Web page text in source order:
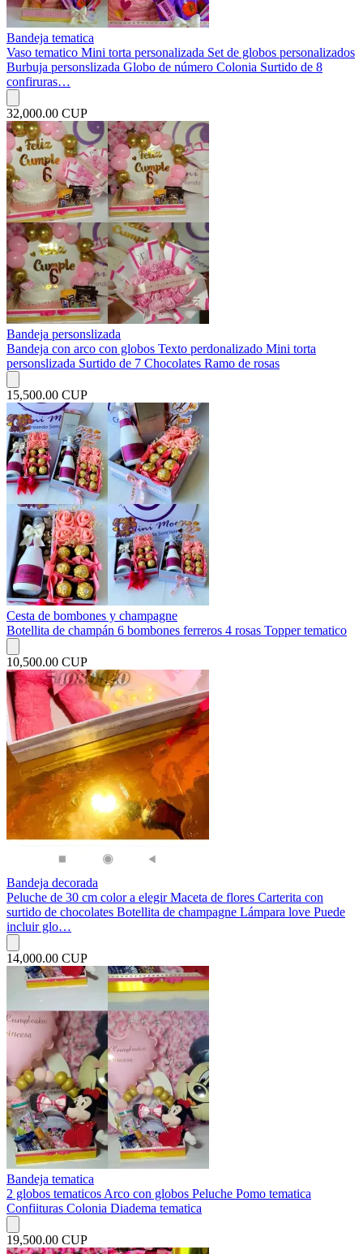
Bandeja tematica
Vaso tematico Mini torta personalizada Set de globos personalizados
Burbuja personslizada Globo de número Colonia Surtido de 8
confiruras…
32,000.00 CUP
Bandeja personslizada
Bandeja con arco con globos Texto perdonalizado Mini torta
personslizada Surtido de 7 Chocolates Ramo de rosas
15,500.00 CUP
Cesta de bombones y champagne
Botellita de champán 6 bombones ferreros 4 rosas Topper tematico
10,500.00 CUP
Bandeja decorada
Peluche de 30 cm color a elegir Maceta de flores Carterita con
surtido de chocolates Botellita de champagne Lámpara love Puede
incluir glo…
14,000.00 CUP
Bandeja tematica
2 globos tematicos Arco con globos Peluche Pomo tematica
Confiituras Colonia Diadema tematica
19,500.00 CUP